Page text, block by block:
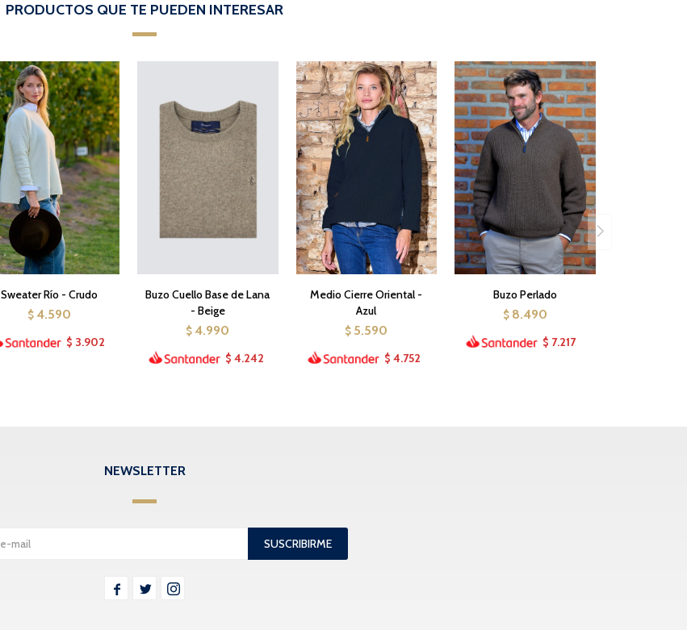
PRODUCTOS QUE TE PUEDEN INTERESAR
Sweater Río - Crudo
$ 4.590
$ 3.902
Buzo Cuello Base de Lana
- Beige
$ 4.990
$ 4.242
Medio Cierre Oriental -
Azul
$ 5.590
$ 4.752
Buzo Perlado
$ 8.490
$ 7.217
NEWSLETTER
SUSCRIBIRME
  